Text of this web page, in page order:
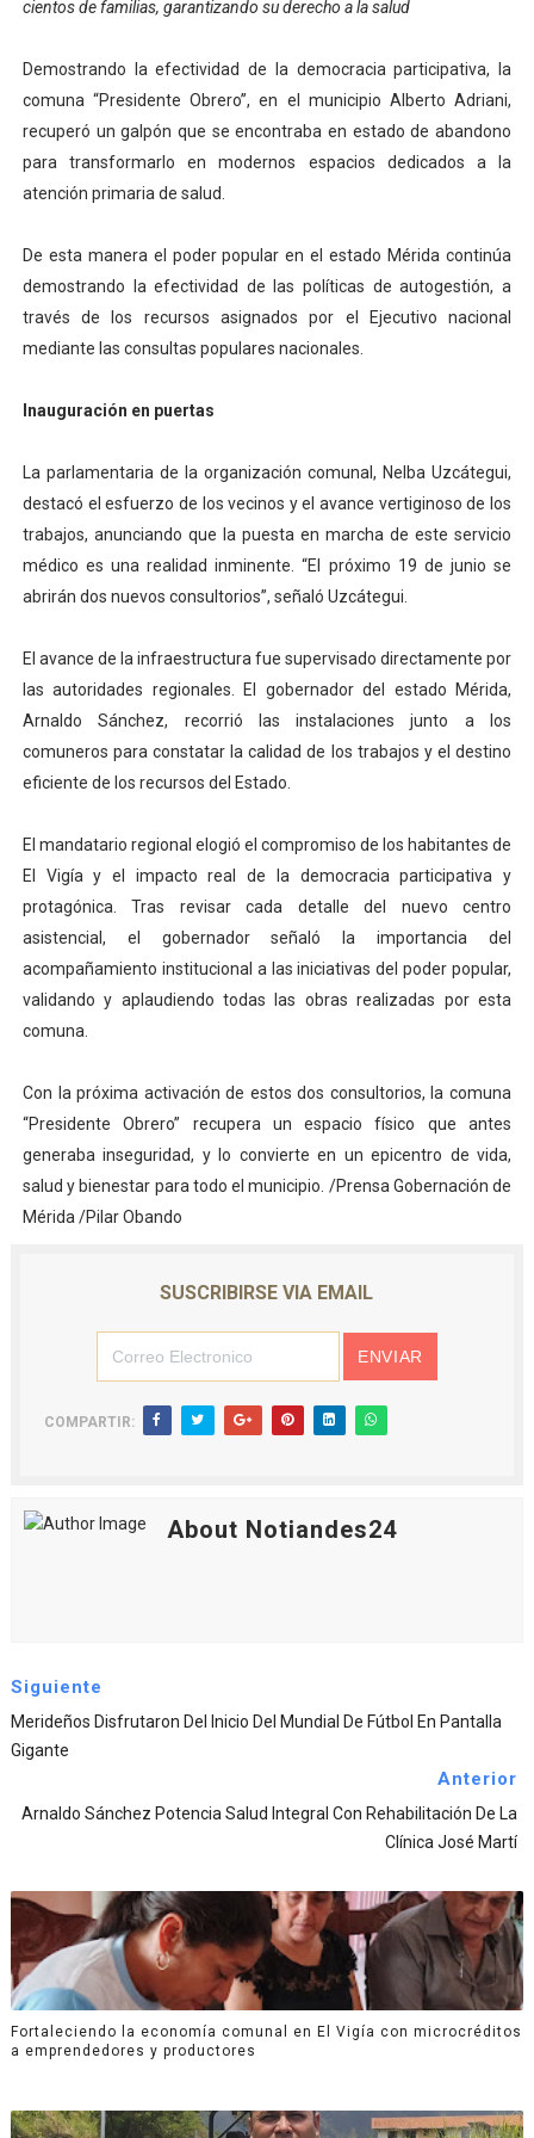
Mérida impulsa el mapa de conocimientos con
Complejo Educativo Talento Deportivo lanza Plan
Arnaldo Sánchez reinaugura Parque Recreacional
Corposalud inició talleres para aspirantes al curso de
cientos de familias, garantizando su derecho a la salud
Demostrando la efectividad de la democracia participativa, la
comuna “Presidente Obrero”, en el municipio Alberto Adriani,
recuperó un galpón que se encontraba en estado de abandono
para transformarlo en modernos espacios dedicados a la
atención primaria de salud.
De esta manera el poder popular en el estado Mérida continúa
demostrando la efectividad de las políticas de autogestión, a
través de los recursos asignados por el Ejecutivo nacional
mediante las consultas populares nacionales.
Inauguración en puertas
La parlamentaria de la organización comunal, Nelba Uzcátegui,
destacó el esfuerzo de los vecinos y el avance vertiginoso de los
trabajos, anunciando que la puesta en marcha de este servicio
médico es una realidad inminente. “El próximo 19 de junio se
abrirán dos nuevos consultorios”, señaló Uzcátegui.
El avance de la infraestructura fue supervisado directamente por
las autoridades regionales. El gobernador del estado Mérida,
Arnaldo Sánchez, recorrió las instalaciones junto a los
comuneros para constatar la calidad de los trabajos y el destino
eficiente de los recursos del Estado.
El mandatario regional elogió el compromiso de los habitantes de
El Vigía y el impacto real de la democracia participativa y
protagónica. Tras revisar cada detalle del nuevo centro
asistencial, el gobernador señaló la importancia del
acompañamiento institucional a las iniciativas del poder popular,
validando y aplaudiendo todas las obras realizadas por esta
comuna.
Con la próxima activación de estos dos consultorios, la comuna
“Presidente Obrero” recupera un espacio físico que antes
generaba inseguridad, y lo convierte en un epicentro de vida,
salud y bienestar para todo el municipio. /Prensa Gobernación de
Mérida /Pilar Obando
SUSCRIBIRSE VIA EMAIL
COMPARTIR:
About Notiandes24
Siguiente
‎Merideños Disfrutaron Del Inicio Del Mundial De Fútbol En Pantalla
Gigante
Anterior
Arnaldo Sánchez Potencia Salud Integral Con Rehabilitación De La
Clínica José Martí
Fortaleciendo la economía comunal en El Vigía con microcréditos
a emprendedores y productores